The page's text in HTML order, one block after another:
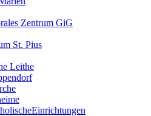
Zentrum GiG
St. Pius
Leithe
­­Einrichtungen